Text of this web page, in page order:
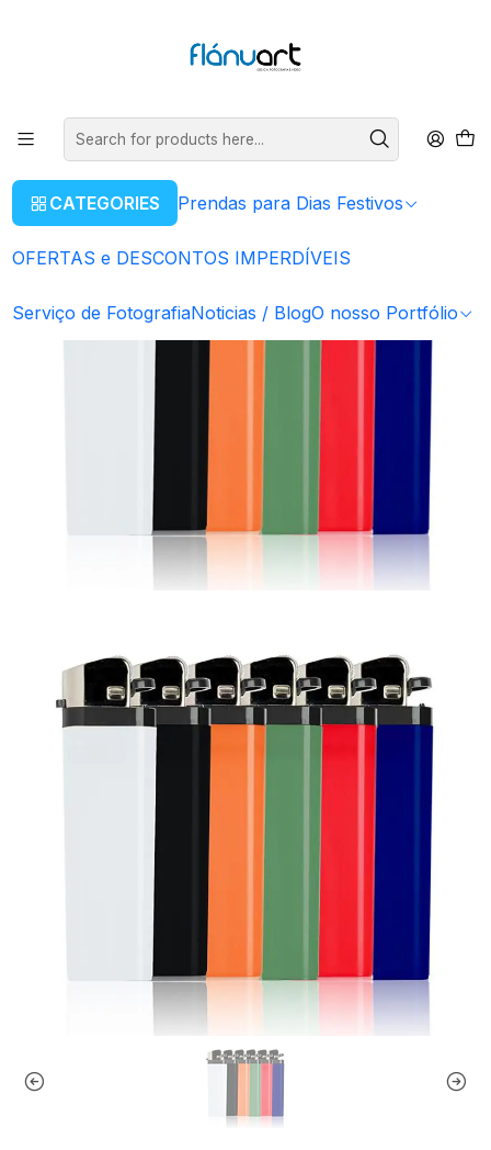
CATEGORIES Prendas para Dias Festivos
OFERTAS e DESCONTOS IMPERDÍVEIS
Serviço de FotografiaNoticias / BlogO nosso Portfólio
Artigos Personalizados